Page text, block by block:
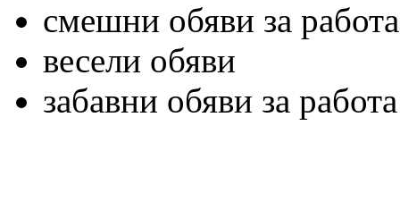
смешни обяви за работа
весели обяви
забавни обяви за работа